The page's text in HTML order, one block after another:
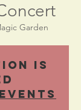
Garden
is